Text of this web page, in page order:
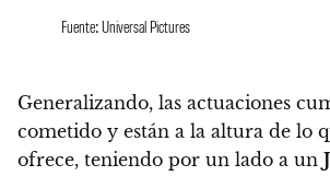
Fuente: Universal Pictures
Generalizando, las actuaciones
cometido y están a la altura de lo
ofrece, teniendo por un lado a un